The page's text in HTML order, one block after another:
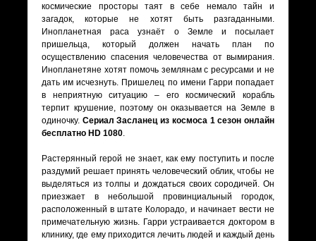
космические просторы таят в себе немало тайн и
загадок, которые не хотят быть разгаданными.
Инопланетная раса узнаёт о Земле и посылает
пришельца, который должен начать план по
осуществлению спасения человечества от вымирания.
Инопланетяне хотят помочь землянам с ресурсами и не
дать им исчезнуть. Пришелец по имени Гарри попадает
в неприятную ситуацию – его космический корабль
терпит крушение, поэтому он оказывается на Земле в
одиночку. Сериал Засланец из космоса 1 сезон онлайн
бесплатно HD 1080.
Растерянный герой не знает, как ему поступить и после
раздумий решает принять человеческий облик, чтобы не
выделяться из толпы и дождаться своих сородичей. Он
приезжает в небольшой провинциальный городок,
расположенный в штате Колорадо, и начинает вести не
примечательную жизнь. Гарри устраивается доктором в
клинику, где ему приходится лечить людей и каждый день